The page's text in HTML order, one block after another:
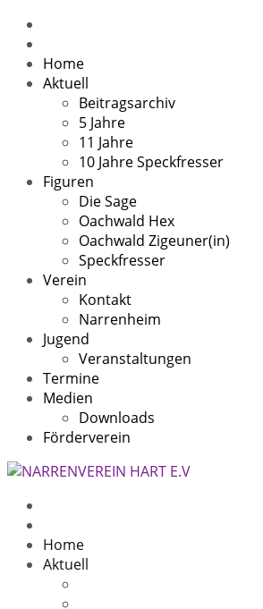
Home
Aktuell
Beitragsarchiv
5 Jahre
11 Jahre
10 Jahre Speckfresser
Figuren
Die Sage
Oachwald Hex
Oachwald Zigeuner(in)
Speckfresser
Verein
Kontakt
Narrenheim
Jugend
Veranstaltungen
Termine
Medien
Downloads
Förderverein
Home
Aktuell